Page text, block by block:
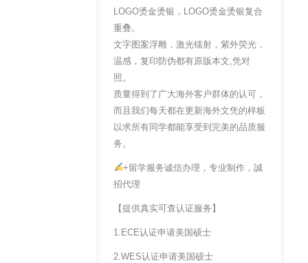
LOGO烫金烫银，LOGO烫金烫银复合
重叠。
文字图案浮雕，激光镭射，紫外荧光，
温感，复印防伪都有原版本文,凭对
照。
质量得到了广大海外客户群体的认可，
而且我们每天都在更新海外文凭的样板
以求所有同学都能享受到完美的品质服
务。
+留学服务诚信办理，专业制作，誠
招代理
【提供真实可查认证服务】
1.ECE认证申请美国硕士
2.WES认证申请美国硕士